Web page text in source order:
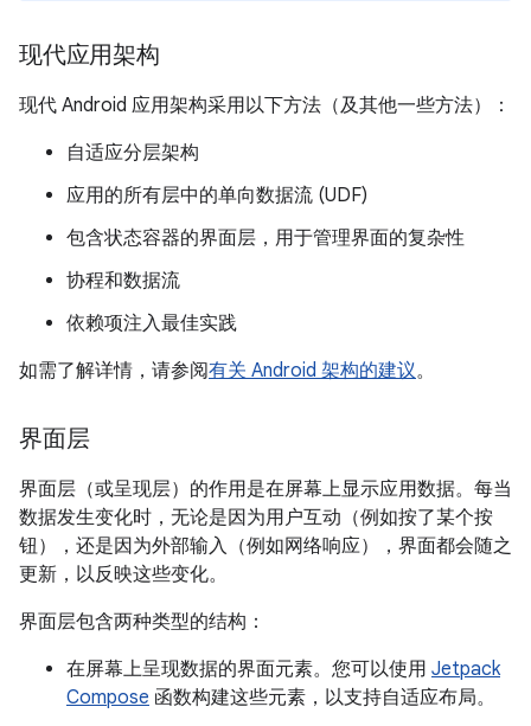
现代应用架构
现代 Android 应用架构采用以下方法（及其他一些方法）：
自适应分层架构
应用的所有层中的单向数据流 (UDF)
包含状态容器的界面层，用于管理界面的复杂性
协程和数据流
依赖项注入最佳实践
如需了解详情，请参阅有关 Android 架构的建议。
界面层
界面层（或呈现层）的作用是在屏幕上显示应用数据。 每当
数据发生变化时，无论是因为用户互动（例如按了某个按
钮），还是因为外部输入（例如网络响应），界面都会随之
更新，以反映这些变化。
界面层包含两种类型的结构：
在屏幕上呈现数据的界面元素。您可以使用 Jetpack
Compose 函数构建这些元素，以支持自适应布局。